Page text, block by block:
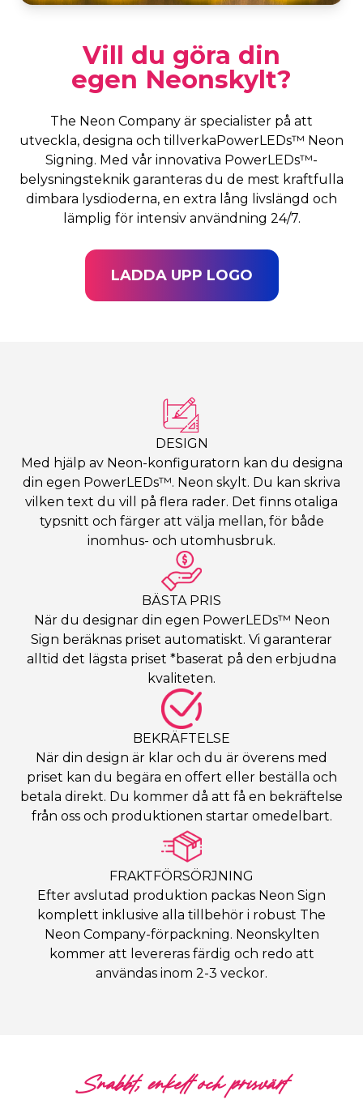
Vill du göra din
egen Neonskylt?
The Neon Company är specialister på att
utveckla, designa och tillverkaPowerLEDs™ Neon
Signing. Med vår innovativa PowerLEDs™-
belysningsteknik garanteras du de mest kraftfulla
dimbara lysdioderna, en extra lång livslängd och
lämplig för intensiv användning 24/7.
LADDA UPP LOGO
DESIGN
Med hjälp av Neon-konfiguratorn kan du designa
din egen PowerLEDs™. Neon skylt. Du kan skriva
vilken text du vill på flera rader. Det finns otaliga
typsnitt och färger att välja mellan, för både
inomhus- och utomhusbruk.
BÄSTA PRIS
När du designar din egen PowerLEDs™ Neon
Sign beräknas priset automatiskt. Vi garanterar
alltid det lägsta priset *baserat på den erbjudna
kvaliteten.
BEKRÄFTELSE
När din design är klar och du är överens med
priset kan du begära en offert eller beställa och
betala direkt. Du kommer då att få en bekräftelse
från oss och produktionen startar omedelbart.
FRAKTFÖRSÖRJNING
Efter avslutad produktion packas Neon Sign
komplett inklusive alla tillbehör i robust The
Neon Company-förpackning. Neonskylten
kommer att levereras färdig och redo att
användas inom 2-3 veckor.
Snabbt, enkelt och prisvärt